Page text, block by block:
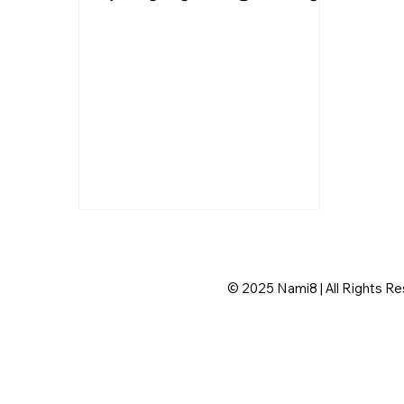
© 2025 Nami8 | All Rights